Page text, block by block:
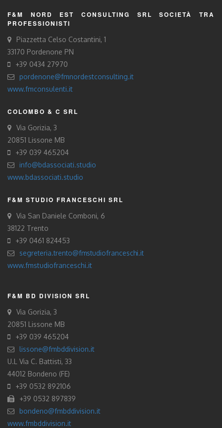
F&M NORD EST CONSULTING SRL SOCIETÀ TRA
PROFESSIONISTI
Piazzetta Celso Costantini, 1
33170 Pordenone PN
+39 0434 27970
pordenone@fmnordestconsulting.it
www.fmconsulenti.it
COLOMBO & C SRL
Via Gorizia, 3
20851 Lissone MB
+39 039 465204
info@bdassociati.studio
www.bdassociati.studio
F&M STUDIO FRANCESCHI SRL
Via San Daniele Comboni, 6
38122 Trento
+39 0461 824453
segreteria.trento@fmstudiofranceschi.it
www.fmstudiofranceschi.it
F&M BD DIVISION SRL
Via Gorizia, 3
20851 Lissone MB
+39 039 465204
lissone@fmbddivision.it
U.L Via C. Battisti, 33
44012 Bondeno (FE)
+39 0532 892106
+39 0532 897839
bondeno@fmbddivision.it
www.fmbddivision.it